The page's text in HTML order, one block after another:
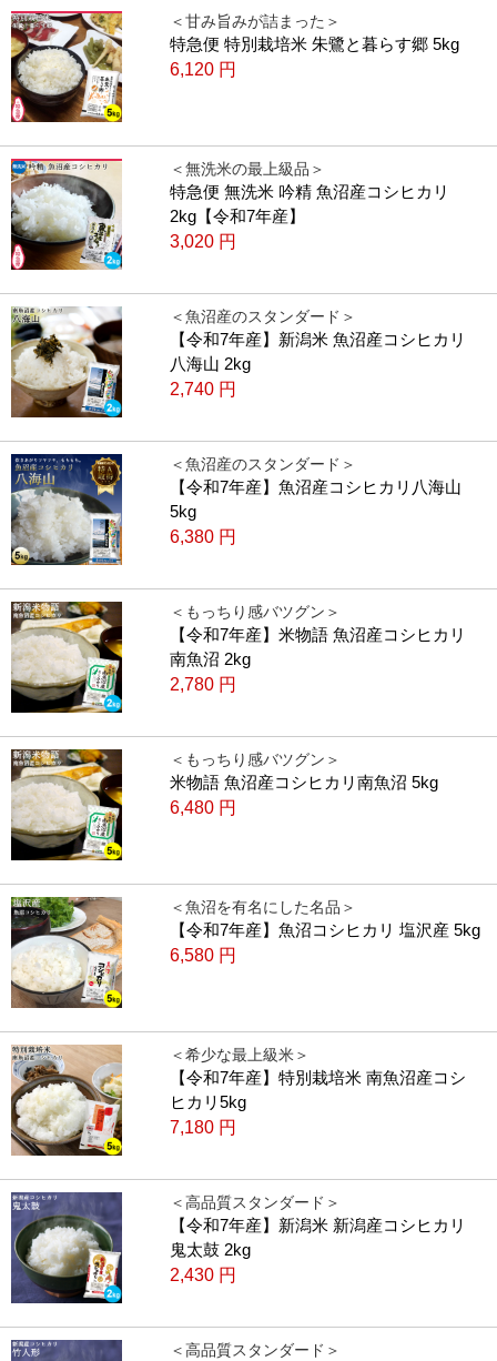
＜甘み旨みが詰まった＞
特急便 特別栽培米 朱鷺と暮らす郷 5kg
6,120 円
＜無洗米の最上級品＞
特急便 無洗米 吟精 魚沼産コシヒカリ
2kg【令和7年産】
3,020 円
＜魚沼産のスタンダード＞
【令和7年産】新潟米 魚沼産コシヒカリ
八海山 2kg
2,740 円
＜魚沼産のスタンダード＞
【令和7年産】魚沼産コシヒカリ八海山
5kg
6,380 円
＜もっちり感バツグン＞
【令和7年産】米物語 魚沼産コシヒカリ
南魚沼 2kg
2,780 円
＜もっちり感バツグン＞
米物語 魚沼産コシヒカリ南魚沼 5kg
6,480 円
＜魚沼を有名にした名品＞
【令和7年産】魚沼コシヒカリ 塩沢産 5kg
6,580 円
＜希少な最上級米＞
【令和7年産】特別栽培米 南魚沼産コシ
ヒカリ5kg
7,180 円
＜高品質スタンダード＞
【令和7年産】新潟米 新潟産コシヒカリ
鬼太鼓 2kg
2,430 円
＜高品質スタンダード＞